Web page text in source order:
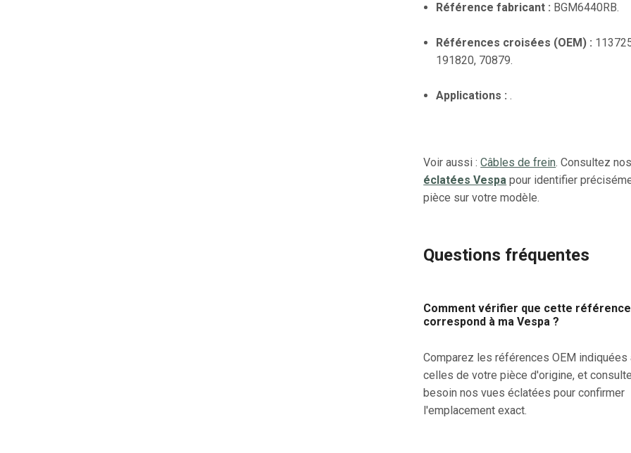
Référence fabricant : BGM6440RB.
Références croisées (OEM) :
191820, 70879.
Applications : .
Voir aussi :Câbles de frein. Consultez
éclatées Vespa pour identifier
pièce sur votre modèle.
Questions fréquentes
Comment vérifier que cette référence
correspond à ma Vespa ?
Comparez les références OEM indiquées
celles de votre pièce d'origine, et
besoin nos vues éclatées pour confirmer
l'emplacement exact.